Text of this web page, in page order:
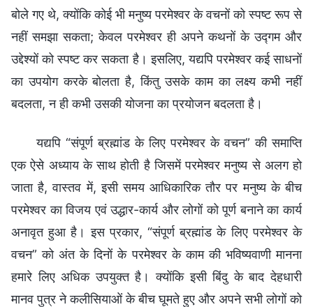
बोले गए थे, क्योंकि कोई भी मनुष्य परमेश्वर के वचनों को स्पष्ट रूप से
नहीं समझा सकता; केवल परमेश्वर ही अपने कथनों के उद्गम और
उद्देश्यों को स्पष्ट कर सकता है। इसलिए, यद्यपि परमेश्वर कई साधनों
का उपयोग करके बोलता है, किंतु उसके काम का लक्ष्य कभी नहीं
बदलता, न ही कभी उसकी योजना का प्रयोजन बदलता है।
यद्यपि “संपूर्ण ब्रह्मांड के लिए परमेश्वर के वचन” की समाप्ति
एक ऐसे अध्याय के साथ होती है जिसमें परमेश्वर मनुष्य से अलग हो
जाता है, वास्तव में, इसी समय आधिकारिक तौर पर मनुष्य के बीच
परमेश्वर का विजय एवं उद्धार-कार्य और लोगों को पूर्ण बनाने का कार्य
अनावृत हुआ है। इस प्रकार, “संपूर्ण ब्रह्मांड के लिए परमेश्वर के
वचन” को अंत के दिनों के परमेश्वर के काम की भविष्यवाणी मानना
हमारे लिए अधिक उपयुक्त है। क्योंकि इसी बिंदु के बाद देहधारी
मानव पुत्र ने कलीसियाओं के बीच घूमते हुए और अपने सभी लोगों को